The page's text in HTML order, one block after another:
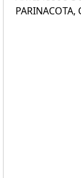
PARINACOTA,